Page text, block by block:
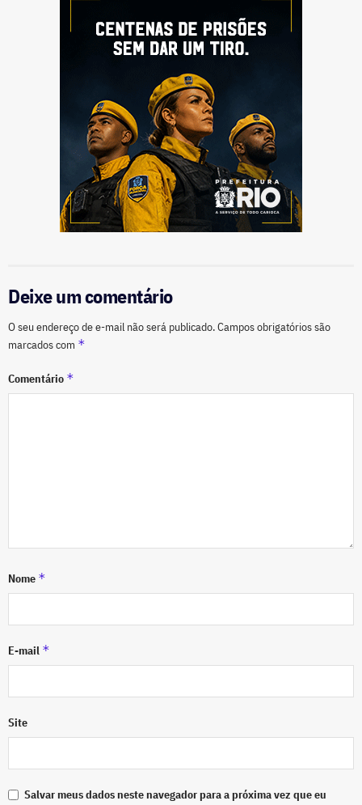
Deixe um comentário
O seu endereço de e-mail não será publicado.Campos obrigatórios são
marcados com *
Comentário *
Nome *
E-mail *
Site
Salvar meus dados neste navegador para a próxima vez que eu